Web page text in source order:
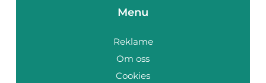
Menu
Reklame
Om oss
Cookies